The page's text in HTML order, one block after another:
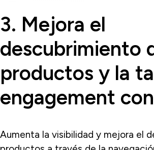
3. Mejora el
descubrimiento
productos y la
engagement
Aumenta la visibilidad y mejora el